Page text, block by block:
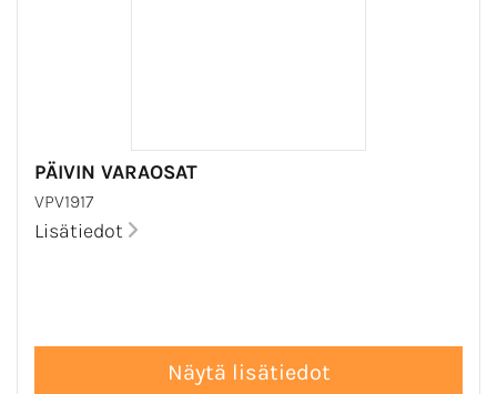
PÄIVIN VARAOSAT
VPV1917
Lisätiedot